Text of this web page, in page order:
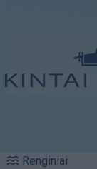
Renginiai